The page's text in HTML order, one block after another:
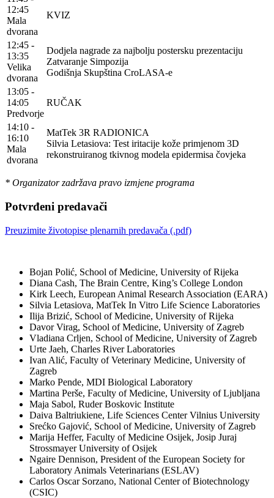
12:45
Mala
dvorana
KVIZ
12:45 -
13:35
Velika
dvorana
Dodjela nagrade za najbolju postersku prezentaciju
Zatvaranje Simpozija
Godišnja Skupština CroLASA-e
13:05 -
14:05
Predvorje
RUČAK
14:10 -
16:10
Mala
dvorana
MatTek 3R RADIONICA
Silvia Letasiova: Test iritacije kože primjenom 3D
rekonstruiranog tkivnog modela epidermisa čovjeka
* Organizator zadržava pravo izmjene programa
Potvrđeni predavači
Preuzimite životopise plenarnih predavača (.pdf)
Bojan Polić, School of Medicine, University of Rijeka
Diana Cash, The Brain Centre, King’s College London
Kirk Leech, European Animal Research Association (EARA)
Silvia Letasiova, MatTek In Vitro Life Science Laboratories
Ilija Brizić, School of Medicine, University of Rijeka
Davor Virag, School of Medicine, University of Zagreb
Vladiana Crljen, School of Medicine, University of Zagreb
Urte Jaeh, Charles River Laboratories
Ivan Alić, Faculty of Veterinary Medicine, University of
Zagreb
Marko Pende, MDI Biological Laboratory
Martina Perše, Faculty of Medicine, University of Ljubljana
Maja Sabol, Ruder Boskovic Institute
Daiva Baltriukiene, Life Sciences Center Vilnius University
Srećko Gajović, School of Medicine, University of Zagreb
Marija Heffer, Faculty of Medicine Osijek, Josip Juraj
Strossmayer University of Osijek
Ngaire Dennison, President of the European Society for
Laboratory Animals Veterinarians (ESLAV)
Carlos Oscar Sorzano, National Center of Biotechnology
(CSIC)